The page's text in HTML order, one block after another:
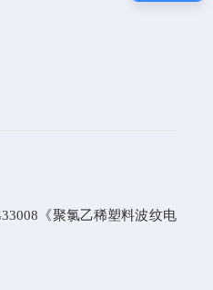
《聚氯乙稀塑料波纹电